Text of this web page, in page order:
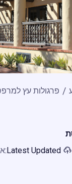
פרגולות עץ למרפסת
Latest Updated:אוג 13, 2021